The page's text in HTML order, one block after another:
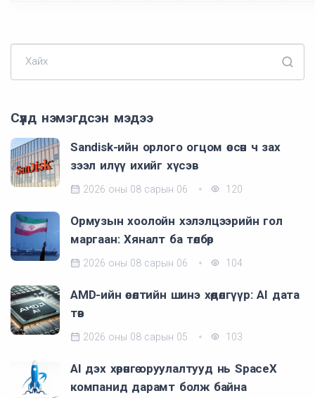
Хайх
Сүүлд нэмэгдсэн мэдээ
Sandisk-ийн орлого огцом өссөн ч зах
зээл илүү ихийг хүсэв
2026 оны 08 сарын 06 120
Ормузын хоолойн хэлэлцээрийн гол
маргаан: Хяналт ба төлбөр
2026 оны 08 сарын 06 104
AMD-ийн өсөлтийн шинэ хөдөлгүүр: AI дата
төв
2026 оны 08 сарын 05 103
AI дэх хөрөнгө оруулалтууд нь SpaceX
компанид дарамт болж байна